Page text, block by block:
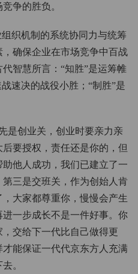
争的胜负。
织机制的系统协同力与统筹
确保企业在市场竞争中百战
智慧所言：“知胜”是运筹帷
速决的战役小胜；“制胜”是
是创业关，创业时要亲力亲
要授权，责任还是你的，但
他人成功，我们已建立了一
三是交班关，作为创始人肯
大家都尊重你，慢慢会产生
一步成长不是一件好事。你
交给下一代比自己做得更
能保证一代代京东方人充满
。